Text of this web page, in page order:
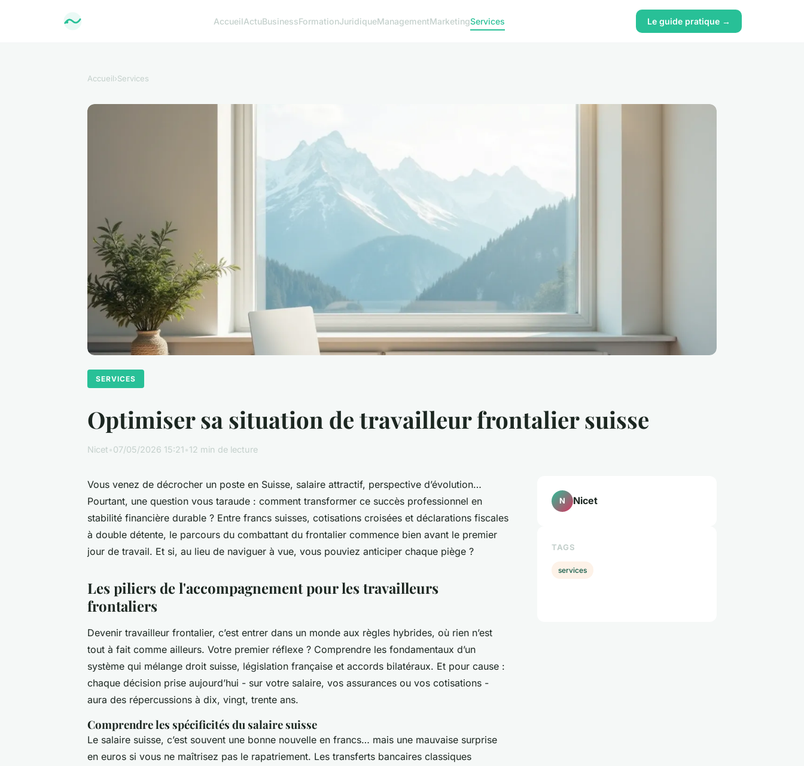
AccueilActuBusinessFormationJuridiqueManagementMarketingServices Le guide pratique →
Accueil›Services
SERVICES
Optimiser sa situation de travailleur frontalier suisse
Nicet•07/05/2026 15:21•12 min de lecture
Vous venez de décrocher un poste en Suisse, salaire attractif, perspective d’évolution…
Pourtant, une question vous taraude : comment transformer ce succès professionnel en
stabilité financière durable ? Entre francs suisses, cotisations croisées et déclarations fiscales
à double détente, le parcours du combattant du frontalier commence bien avant le premier
jour de travail. Et si, au lieu de naviguer à vue, vous pouviez anticiper chaque piège ?
Les piliers de l'accompagnement pour les travailleurs
frontaliers
Devenir travailleur frontalier, c’est entrer dans un monde aux règles hybrides, où rien n’est
tout à fait comme ailleurs. Votre premier réflexe ? Comprendre les fondamentaux d’un
système qui mélange droit suisse, législation française et accords bilatéraux. Et pour cause :
chaque décision prise aujourd’hui - sur votre salaire, vos assurances ou vos cotisations -
aura des répercussions à dix, vingt, trente ans.
Comprendre les spécificités du salaire suisse
Le salaire suisse, c’est souvent une bonne nouvelle en francs… mais une mauvaise surprise
en euros si vous ne maîtrisez pas le rapatriement. Les transferts bancaires classiques
N Nicet
TAGS
services